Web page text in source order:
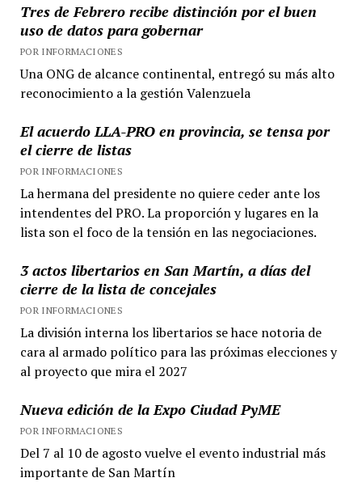
Tres de Febrero recibe distinción por el buen
uso de datos para gobernar
POR INFORMACIONES
Una ONG de alcance continental, entregó su más alto
reconocimiento a la gestión Valenzuela
El acuerdo LLA-PRO en provincia, se tensa por
el cierre de listas
POR INFORMACIONES
La hermana del presidente no quiere ceder ante los
intendentes del PRO. La proporción y lugares en la
lista son el foco de la tensión en las negociaciones.
3 actos libertarios en San Martín, a días del
cierre de la lista de concejales
POR INFORMACIONES
La división interna los libertarios se hace notoria de
cara al armado político para las próximas elecciones y
al proyecto que mira el 2027
Nueva edición de la Expo Ciudad PyME
POR INFORMACIONES
Del 7 al 10 de agosto vuelve el evento industrial más
importante de San Martín